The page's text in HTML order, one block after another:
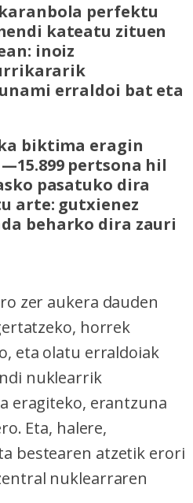
perfektu
kateatu zituen
inoiz
erraldoi bat eta
biktima eragin
pertsona hil
pasatuko dira
arte: gutxienez
beharko dira zauri
zer aukera dauden
horrek
eta olatu erraldoiak
nuklearrik
eragiteko, erantzuna
Eta, halere,
bestearen atzetik erori
nuklearraren